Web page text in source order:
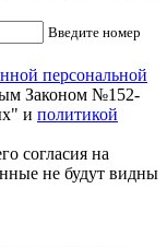
Введите номер
персональной
Законом №152-
и политикой
согласия на
не будут видны